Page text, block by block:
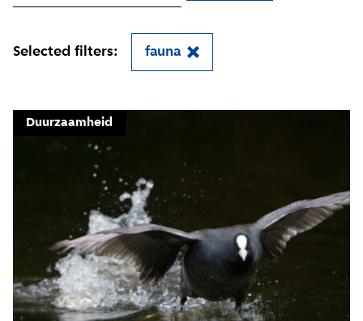
Meld je aan voor onze
update
Blijf moeiteloos op de hoogte van al het
reilen en zeilen rond de bruggen en
kademuren in Amsterdam. Meld je aan voor
onze updates en je mist geen verhaal!
Selected filters: fauna
Duurzaamheid